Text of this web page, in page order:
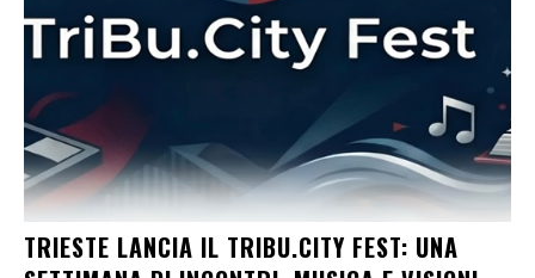
TRIESTE LANCIA IL TRIBU.CITY FEST: UNA